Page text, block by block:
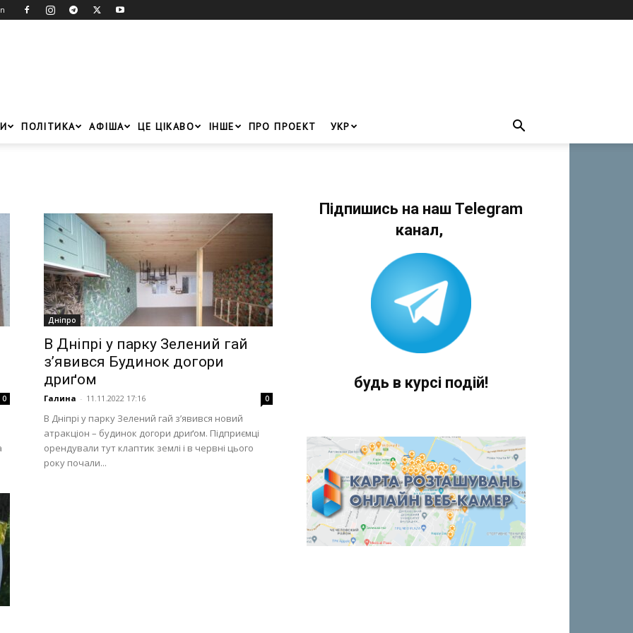
ПОЛІТИКА АФІША ЦЕ ЦІКАВО ІНШЕ ПРО ПРОЕКТ УКР
0
Дніпро
В Дніпрі у парку Зелений гай
з’явився Будинок догори
дриґом
Галина - 11.11.2022 17:16 0
В Дніпрі у парку Зелений гай з’явився новий
атракціон – будинок догори дриґом. Підприємці
орендували тут клаптик землі і в червні цього
року почали...
Підпишись на наш Telegram
канал,
будь в курсі подій!